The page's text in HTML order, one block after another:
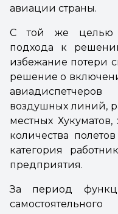
авиации страны.
С той же целью
подхода к
избежание потери
решение о
воздушных линий,
местных Хукуматов,
количества
категория
предприятия.
За период